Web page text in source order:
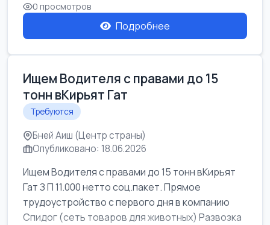
0 просмотров
Подробнее
Ищем Водителя с правами до 15
тонн вКирьят Гат
Требуются
Бней Аиш (Центр страны)
Опубликовано: 18.06.2026
Ищем Водителя с правами до 15 тонн вКирьят
Гат З П 11.000 нетто соц.пакет. Прямое
трудоустройство с первого дня в компанию
Спидог (сеть товаров для животных) Развозка